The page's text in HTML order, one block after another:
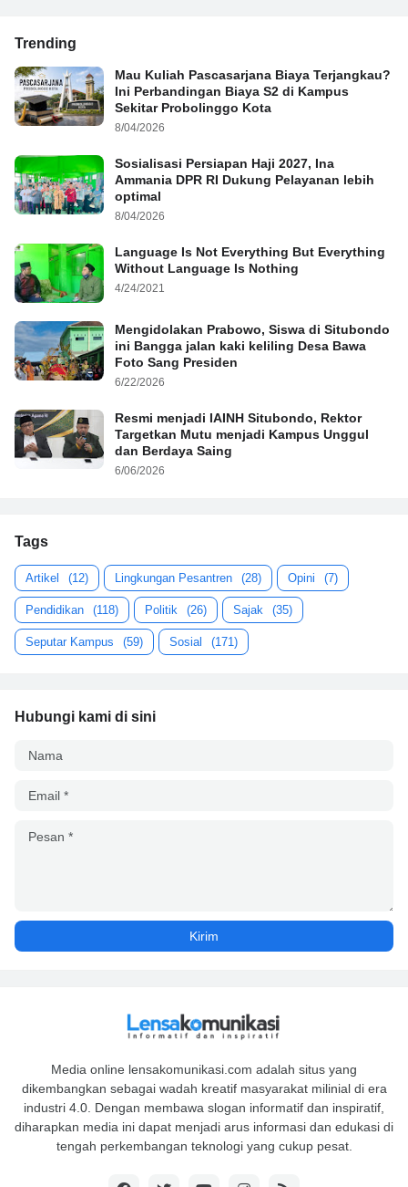
Trending
Mau Kuliah Pascasarjana Biaya Terjangkau?
Ini Perbandingan Biaya S2 di Kampus
Sekitar Probolinggo Kota
8/04/2026
Sosialisasi Persiapan Haji 2027, Ina
Ammania DPR RI Dukung Pelayanan lebih
optimal
8/04/2026
Language Is Not Everything But Everything
Without Language Is Nothing
4/24/2021
Mengidolakan Prabowo, Siswa di Situbondo
ini Bangga jalan kaki keliling Desa Bawa
Foto Sang Presiden
6/22/2026
Resmi menjadi IAINH Situbondo, Rektor
Targetkan Mutu menjadi Kampus Unggul
dan Berdaya Saing
6/06/2026
Tags
Artikel (12) Lingkungan Pesantren (28) Opini (7)
Pendidikan (118) Politik (26) Sajak (35)
Seputar Kampus (59) Sosial (171)
Hubungi kami di sini
Media online lensakomunikasi.com adalah situs yang
dikembangkan sebagai wadah kreatif masyarakat milinial di era
industri 4.0. Dengan membawa slogan informatif dan inspiratif,
diharapkan media ini dapat menjadi arus informasi dan edukasi di
tengah perkembangan teknologi yang cukup pesat.